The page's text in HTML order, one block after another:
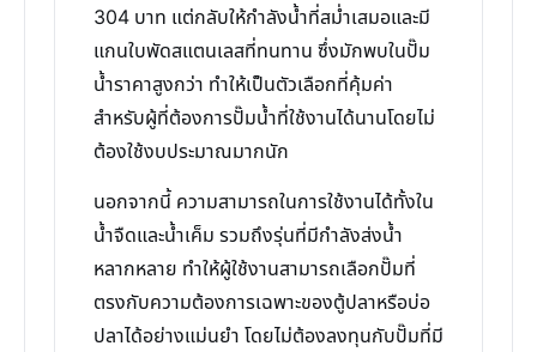
304 บาท แต่กลับให้กำลังน้ำที่สม่ำเสมอและมี
แกนใบพัดสแตนเลสที่ทนทาน ซึ่งมักพบในปั๊ม
น้ำราคาสูงกว่า ทำให้เป็นตัวเลือกที่คุ้มค่า
สำหรับผู้ที่ต้องการปั๊มน้ำที่ใช้งานได้นานโดยไม่
ต้องใช้งบประมาณมากนัก
นอกจากนี้ ความสามารถในการใช้งานได้ทั้งใน
น้ำจืดและน้ำเค็ม รวมถึงรุ่นที่มีกำลังส่งน้ำ
หลากหลาย ทำให้ผู้ใช้งานสามารถเลือกปั๊มที่
ตรงกับความต้องการเฉพาะของตู้ปลาหรือบ่อ
ปลาได้อย่างแม่นยำ โดยไม่ต้องลงทุนกับปั๊มที่มี